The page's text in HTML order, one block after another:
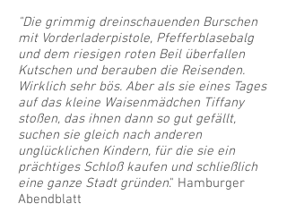
"Die grimmig dreinschauenden Burschen
mit Vorderladerpistole, Pfefferblasebalg
und dem riesigen roten Beil überfallen
Kutschen und berauben die Reisenden.
Wirklich sehr bös. Aber als sie eines Tages
auf das kleine Waisenmädchen Tiffany
stoßen, das ihnen dann so gut gefällt,
suchen sie gleich nach anderen
unglücklichen Kindern, für die sie ein
prächtiges Schloß kaufen und schließlich
eine ganze Stadt gründen." Hamburger
Abendblatt